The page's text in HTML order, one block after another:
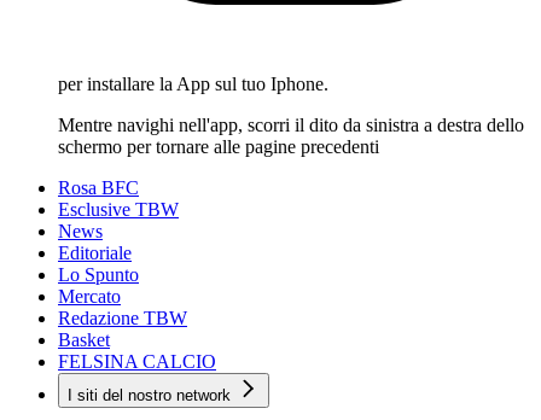
per installare la App sul tuo Iphone.
Mentre navighi nell'app, scorri il dito da sinistra a destra dello
schermo per tornare alle pagine precedenti
Rosa BFC
Esclusive TBW
News
Editoriale
Lo Spunto
Mercato
Redazione TBW
Basket
FELSINA CALCIO
I siti del nostro network